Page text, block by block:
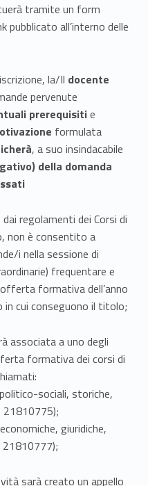
tramite un form
pubblicato all’interno delle
la/Il docente
pervenute
prerequisitie
formulata
, a suo insindacabile
della domanda
regolamenti dei Corsi di
non è consentito a
i nella sessione di
frequentare e
formativa dell’anno
in cui conseguono il titolo;
associata a uno degli
formativa dei corsi di
sociali, storiche,
21810775);
giuridiche,
sarà creato un appello